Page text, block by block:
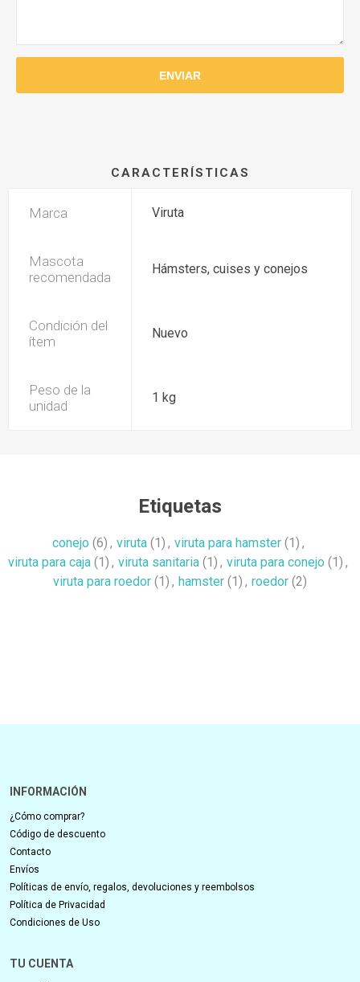
CARACTERÍSTICAS
Marca Viruta
Mascota
recomendada
Hámsters, cuises y conejos
Condición del
ítem
Nuevo
Peso de la
unidad
1 kg
Etiquetas
conejo (6) , viruta (1) , viruta para hamster (1) ,
viruta para caja (1) , viruta sanitaria (1) , viruta para conejo (1) ,
viruta para roedor (1) , hamster (1) , roedor (2)
INFORMACIÓN
¿Cómo comprar?
Código de descuento
Contacto
Envíos
Políticas de envío, regalos, devoluciones y reembolsos
Política de Privacidad
Condiciones de Uso
TU CUENTA